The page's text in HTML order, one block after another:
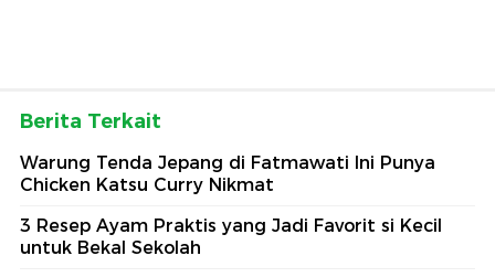
Berita Terkait
Warung Tenda Jepang di Fatmawati Ini Punya
Chicken Katsu Curry Nikmat
3 Resep Ayam Praktis yang Jadi Favorit si Kecil
untuk Bekal Sekolah